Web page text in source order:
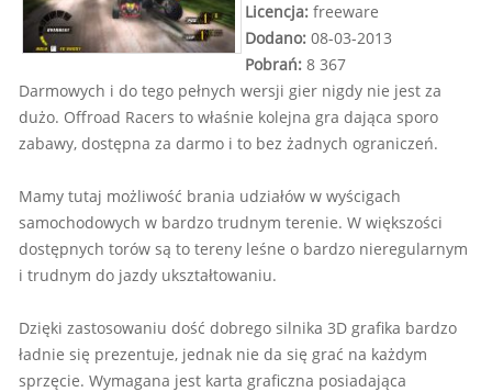
Licencja: freeware
Dodano: 08-03-2013
Pobrań: 8 367
Darmowych i do tego pełnych wersji gier nigdy nie jest za
dużo. Offroad Racers to właśnie kolejna gra dająca sporo
zabawy, dostępna za darmo i to bez żadnych ograniczeń.
Mamy tutaj możliwość brania udziałów w wyścigach
samochodowych w bardzo trudnym terenie. W większości
dostępnych torów są to tereny leśne o bardzo nieregularnym
i trudnym do jazdy ukształtowaniu.
Dzięki zastosowaniu dość dobrego silnika 3D grafika bardzo
ładnie się prezentuje, jednak nie da się grać na każdym
sprzęcie. Wymagana jest karta graficzna posiadająca